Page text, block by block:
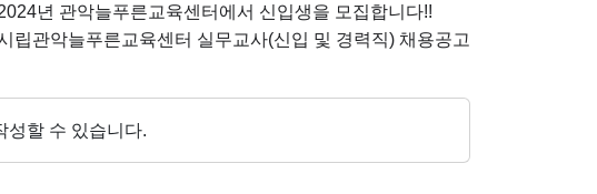
년 관악늘푸른교육센터에서 신입생을 모집합니다!!
립관악늘푸른교육센터 실무교사(신입 및 경력직) 채용공고
성할 수 있습니다.